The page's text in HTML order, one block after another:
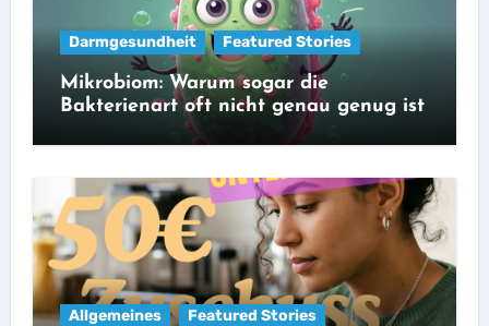
Darmgesundheit Featured Stories
Mikrobiom: Warum sogar die
Bakterienart oft nicht genau genug ist
Allgemeines Featured Stories